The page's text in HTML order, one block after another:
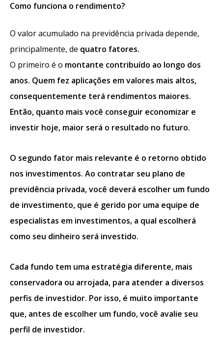
Como funciona o rendimento?
O valor acumulado na previdência privada depende,
principalmente, de quatro fatores.
O primeiro é o montante contribuído ao longo dos
anos. Quem fez aplicações em valores mais altos,
consequentemente terá rendimentos maiores.
Então, quanto mais você conseguir economizar e
investir hoje, maior será o resultado no futuro.
O segundo fator mais relevante é o retorno obtido
nos investimentos. Ao contratar seu plano de
previdência privada, você deverá escolher um fundo
de investimento, que é gerido por uma equipe de
especialistas em investimentos, a qual escolherá
como seu dinheiro será investido.
Cada fundo tem uma estratégia diferente, mais
conservadora ou arrojada, para atender a diversos
perfis de investidor. Por isso, é muito importante
que, antes de escolher um fundo, você avalie seu
perfil de investidor.